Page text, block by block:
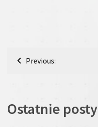
Nawigacja
Previous:
Ostatnie posty